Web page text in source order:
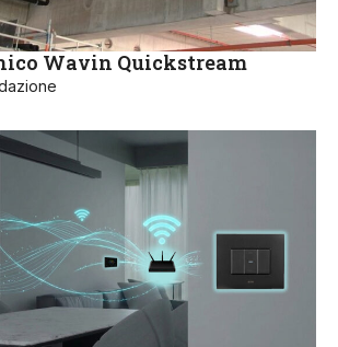
Wavin Quickstream